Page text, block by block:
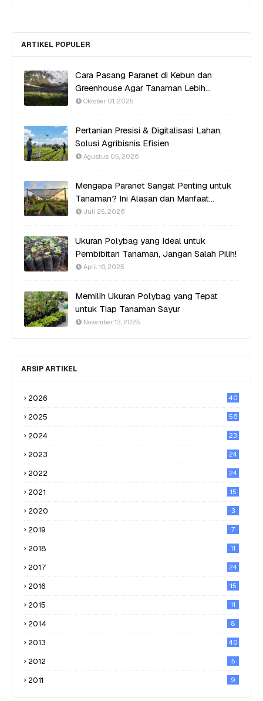
ARTIKEL POPULER
Cara Pasang Paranet di Kebun dan
Greenhouse Agar Tanaman Lebih
Produktif
Oktober 01, 2025
Pertanian Presisi & Digitalisasi Lahan,
Solusi Agribisnis Efisien
Agustus 05, 2026
Mengapa Paranet Sangat Penting untuk
Tanaman? Ini Alasan dan Manfaat
Utamanya
Juli 25, 2026
Ukuran Polybag yang Ideal untuk
Pembibitan Tanaman, Jangan Salah Pilih!
April 16, 2025
Memilih Ukuran Polybag yang Tepat
untuk Tiap Tanaman Sayur
November 13, 2025
ARSIP ARTIKEL
2026 40
2025 56
2024 23
2023 24
2022 24
2021 15
2020 3
2019 7
2018 11
2017 24
2016 15
2015 11
2014 8
2013 40
2012 5
2011 9